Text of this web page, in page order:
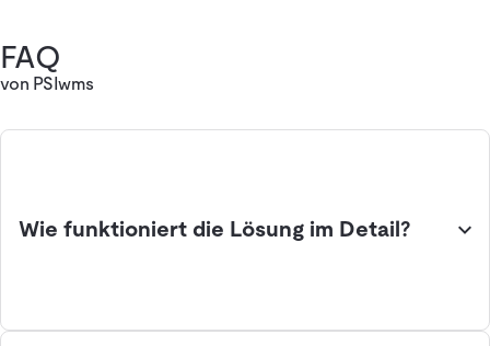
FAQ
von PSIwms
Wie funktioniert die Lösung im Detail?